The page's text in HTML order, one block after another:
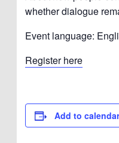
whether dialogue
Event language:
Register here
Add to